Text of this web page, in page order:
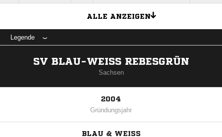
ALLE ANZEIGEN
Legende
SV BLAU-WEISS REBESGRÜN
Sachsen
2004
Gründungsjahr
BLAU & WEISS